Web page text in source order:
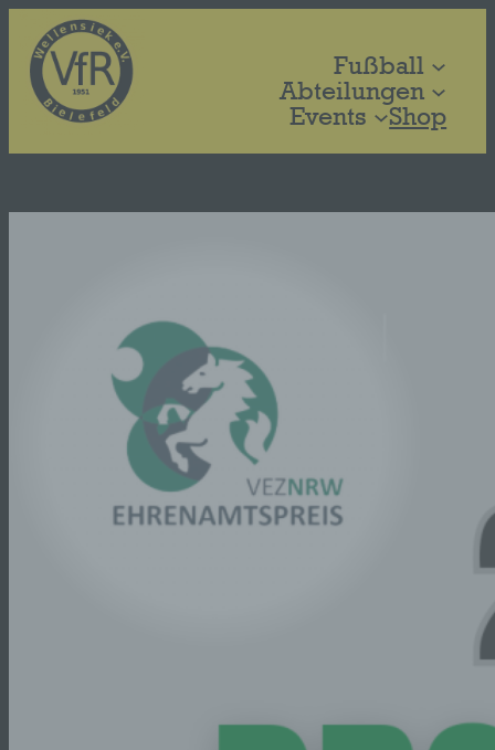
Inhalt
springen
Fußball
Abteilungen
Events
Shop